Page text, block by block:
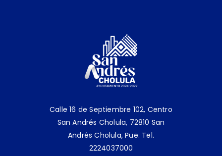
Calle 16 de Septiembre 102, Centro
San Andrés Cholula, 72810 San
Andrés Cholula, Pue. Tel.
2224037000